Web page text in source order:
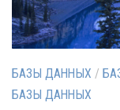
БАЗЫ ДАННЫХ /
БАЗЫ ДАННЫХ